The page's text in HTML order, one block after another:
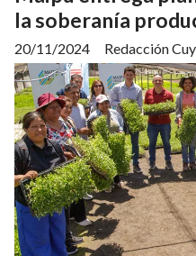
la soberanía
Redacción
20/11/2024